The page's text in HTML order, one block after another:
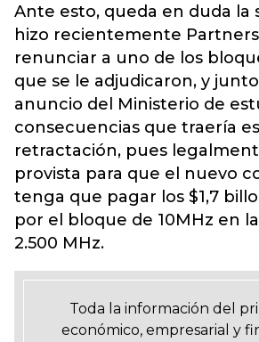
Ante esto, queda en duda la
hizo recientemente
renunciar a uno de los
que se le adjudicaron, y junto
anuncio del Ministerio de
consecuencias que traería
retractación, pues
provista para que el nuevo
tenga que pagar los $1,7
por el bloque de 10MHz en
2.500 MHz.
Toda la información del
económico, empresarial y